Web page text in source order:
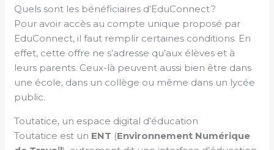
Quels sont les bénéficiaires d’EduConnect ?
Pour avoir accès au compte unique proposé par
EduConnect, il faut remplir certaines conditions. En
effet, cette offre ne s’adresse qu’aux élèves et à
leurs parents. Ceux-là peuvent aussi bien être dans
une école, dans un collège ou même dans un lycée
public.
Toutatice, un espace digital d’éducation
Toutatice est un ENT (Environnement Numérique